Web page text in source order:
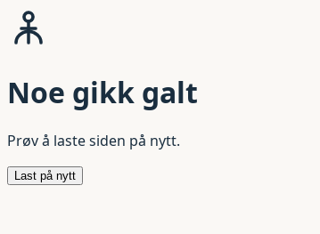
Noe gikk galt
Prøv å laste siden på nytt.
Last på nytt